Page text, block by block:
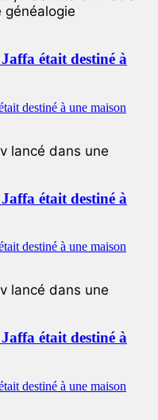
généalogie
était destiné à
lancé dans une
était destiné à
lancé dans une
était destiné à